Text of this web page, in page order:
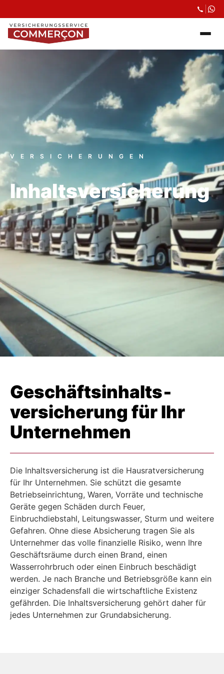
VERSICHERUNGEN
Inhalts­versicherung
Geschäfts­inhalts­
versicherung für Ihr
Unternehmen
Die Inhaltsversicherung ist die Hausratversicherung
für Ihr Unternehmen. Sie schützt die gesamte
Betriebseinrichtung, Waren, Vorräte und technische
Geräte gegen Schäden durch Feuer,
Einbruchdiebstahl, Leitungswasser, Sturm und weitere
Gefahren. Ohne diese Absicherung tragen Sie als
Unternehmer das volle finanzielle Risiko, wenn Ihre
Geschäftsräume durch einen Brand, einen
Wasserrohrbruch oder einen Einbruch beschädigt
werden. Je nach Branche und Betriebsgröße kann ein
einziger Schadensfall die wirtschaftliche Existenz
gefährden. Die Inhaltsversicherung gehört daher für
jedes Unternehmen zur Grundabsicherung.